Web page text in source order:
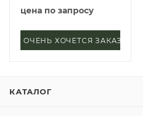
цена по запросу
ОЧЕНЬ ХОЧЕТСЯ ЗАКАЗАТЬ
КАТАЛОГ